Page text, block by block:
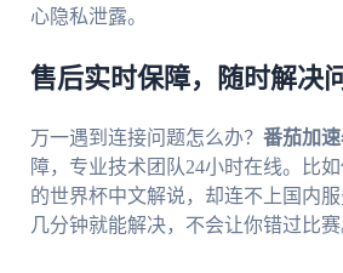
心隐私泄露。
售后实时保障，随时解决
万一遇到连接问题怎么办？ 番茄加
障，专业技术团队24小时在线。比
的世界杯中文解说，却连不上国内
几分钟就能解决，不会让你错过比赛